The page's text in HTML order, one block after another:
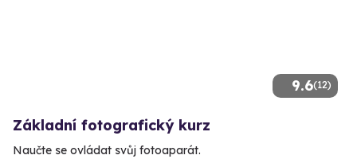
9.6(12)
Základní fotografický kurz
Naučte se ovládat svůj fotoaparát.